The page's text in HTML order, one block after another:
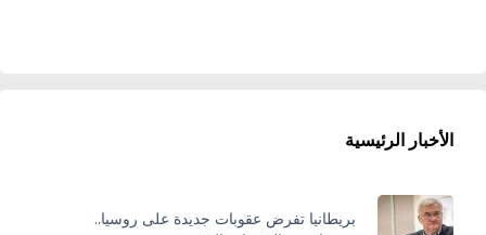
الأخبار الرئيسية
بريطانيا تفرض عقوبات جديدة على روسيا..